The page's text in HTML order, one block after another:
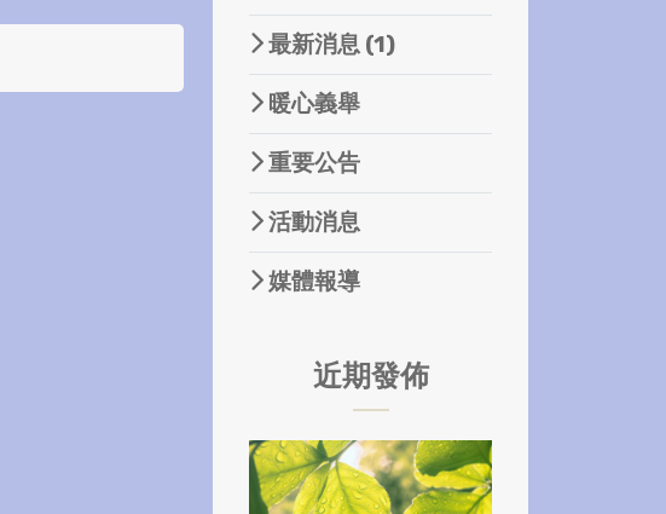
最新消息 (1)
暖心義舉
重要公告
活動消息
媒體報導
近期發佈